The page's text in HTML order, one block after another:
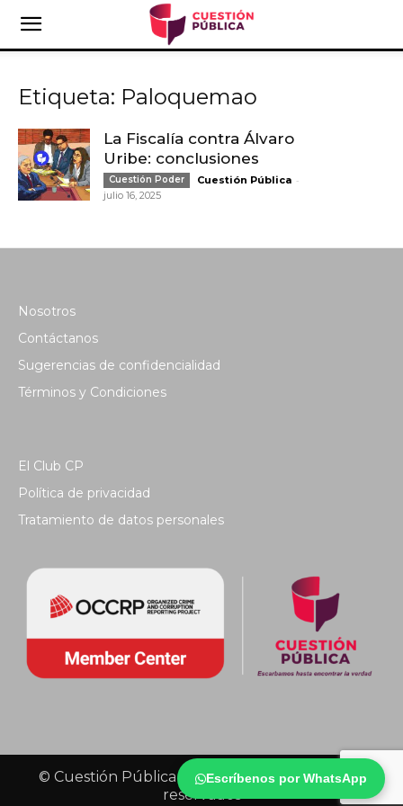
Escríbenos por WhatsApp
Etiqueta: Paloquemao
La Fiscalía contra Álvaro
Uribe: conclusiones
Cuestión Poder Cuestión Pública -
julio 16, 2025
Nosotros
Contáctanos
Sugerencias de confidencialidad
Términos y Condiciones
El Club CP
Política de privacidad
Tratamiento de datos personales
© Cuestión Pública 2018 - Todos los derechos
reservados